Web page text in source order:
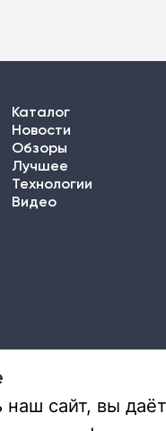
Каталог
Новости
Обзоры
Лучшее
Технологии
Видео
сайт, вы